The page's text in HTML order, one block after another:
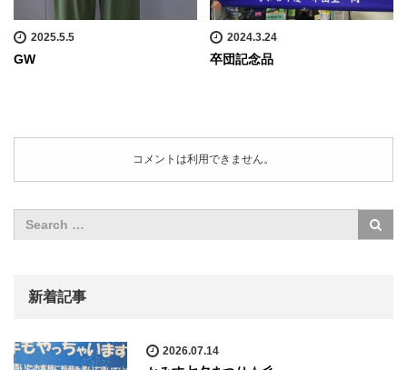
2025.5.5
GW
2024.3.24
卒団記念品
コメントは利用できません。
新着記事
2026.07.14